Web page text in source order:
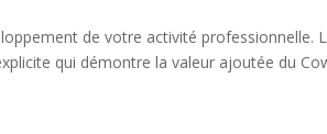
de votre activité professionnelle.
qui démontre la valeur ajoutée du